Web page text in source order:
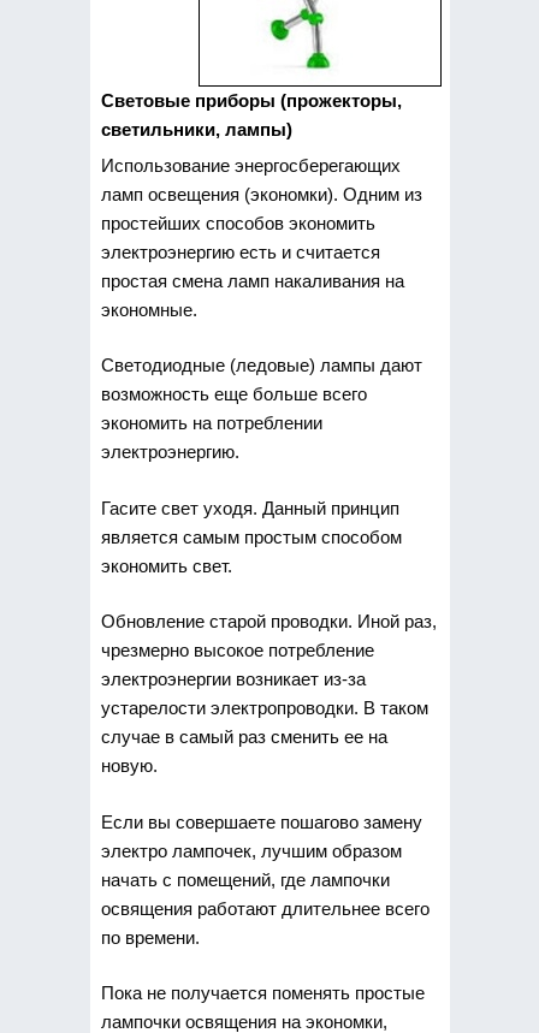
Cветовые приборы (прожекторы,
светильники, лампы)
Использование энергосберегающих
ламп освещения (экономки). Одним из
простейших способов экономить
электроэнергию есть и считается
простая смена ламп накаливания на
экономные.
Светодиодные (ледовые) лампы дают
возможность еще больше всего
экономить на потреблении
электроэнергию.
Гасите свет уходя. Данный принцип
является самым простым способом
экономить свет.
Обновление старой проводки. Иной раз,
чрезмерно высокое потребление
электроэнергии возникает из-за
устарелости электропроводки. В таком
случае в самый раз сменить ее на
новую.
Если вы совершаете пошагово замену
электро лампочек, лучшим образом
начать с помещений, где лампочки
освящения работают длительнее всего
по времени.
Пока не получается поменять простые
лампочки освящения на экономки,